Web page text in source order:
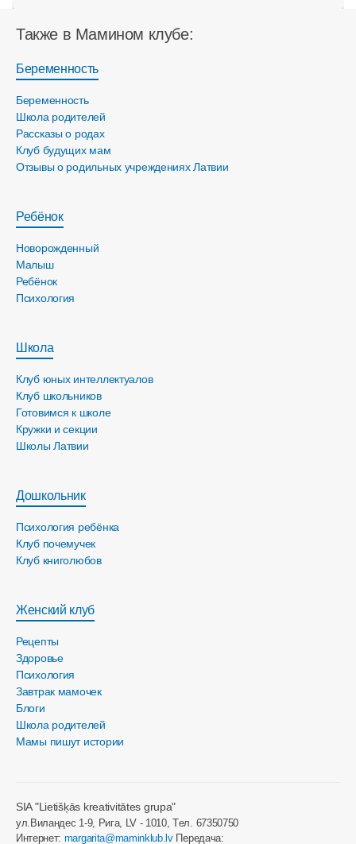
Также в Мамином клубе:
Беременность
Беременность
Школа родителей
Рассказы о родах
Клуб будущих мам
Отзывы о родильных учреждениях Латвии
Ребёнок
Новорожденный
Малыш
Ребёнок
Психология
Школа
Клуб юных интеллектуалов
Клуб школьников
Готовимся к школе
Кружки и секции
Школы Латвии
Дошкольник
Психология ребёнка
Клуб почемучек
Клуб книголюбов
Женский клуб
Рецепты
Здоровье
Психология
Завтрак мамочек
Блоги
Школа родителей
Мамы пишут истории
SIA "Lietišķās kreativitātes grupa"
ул.Виландес 1-9, Рига, LV - 1010, Tел. 67350750
Интернет: margarita@maminklub.lvПередача: